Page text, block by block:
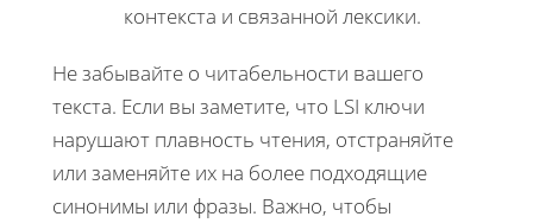
контекста и связанной лексики.
Не забывайте о читабельности вашего
текста. Если вы заметите, что LSI ключи
нарушают плавность чтения, отстраняйте
или заменяйте их на более подходящие
синонимы или фразы. Важно, чтобы